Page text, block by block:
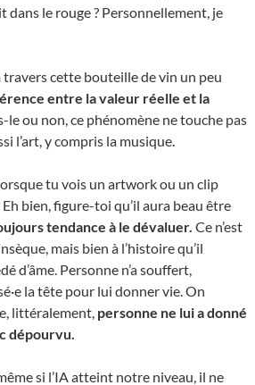
dans le rouge ? Personnellement, je
travers cette bouteille de vin un peu
entre la valeur réelle et la
le ou non, ce phénomène ne touche pas
l’art, y compris la musique.
tu vois un artwork ou un clip
bien, figure-toi qu’il aura beau être
tendance à le dévaluer. Ce n’est
mais bien à l’histoire qu’il
d’âme. Personne n’a souffert,
la tête pour lui donner vie. On
littéralement, personne ne lui a donné
dépourvu.
si l’IA atteint notre niveau, il ne